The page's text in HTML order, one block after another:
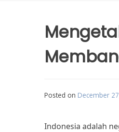
Posted on December
Indonesia adalah